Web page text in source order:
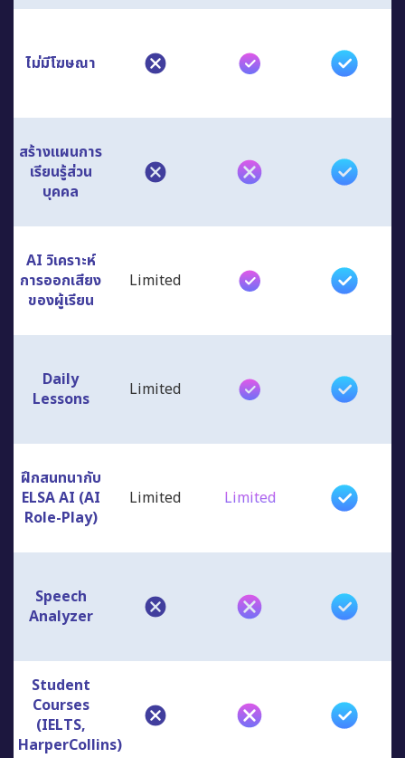
ไม่มีโฆษณา
สร้างแผนการ
เรียนรู้ส่วน
บุคคล
AI วิเคราะห์
การออกเสียง
ของผู้เรียน
Limited
Daily
Lessons
Limited
ฝึกสนทนากับ
ELSA AI (AI
Role-Play)
Limited Limited
Speech
Analyzer
Student
Courses
(IELTS,
HarperCollins)